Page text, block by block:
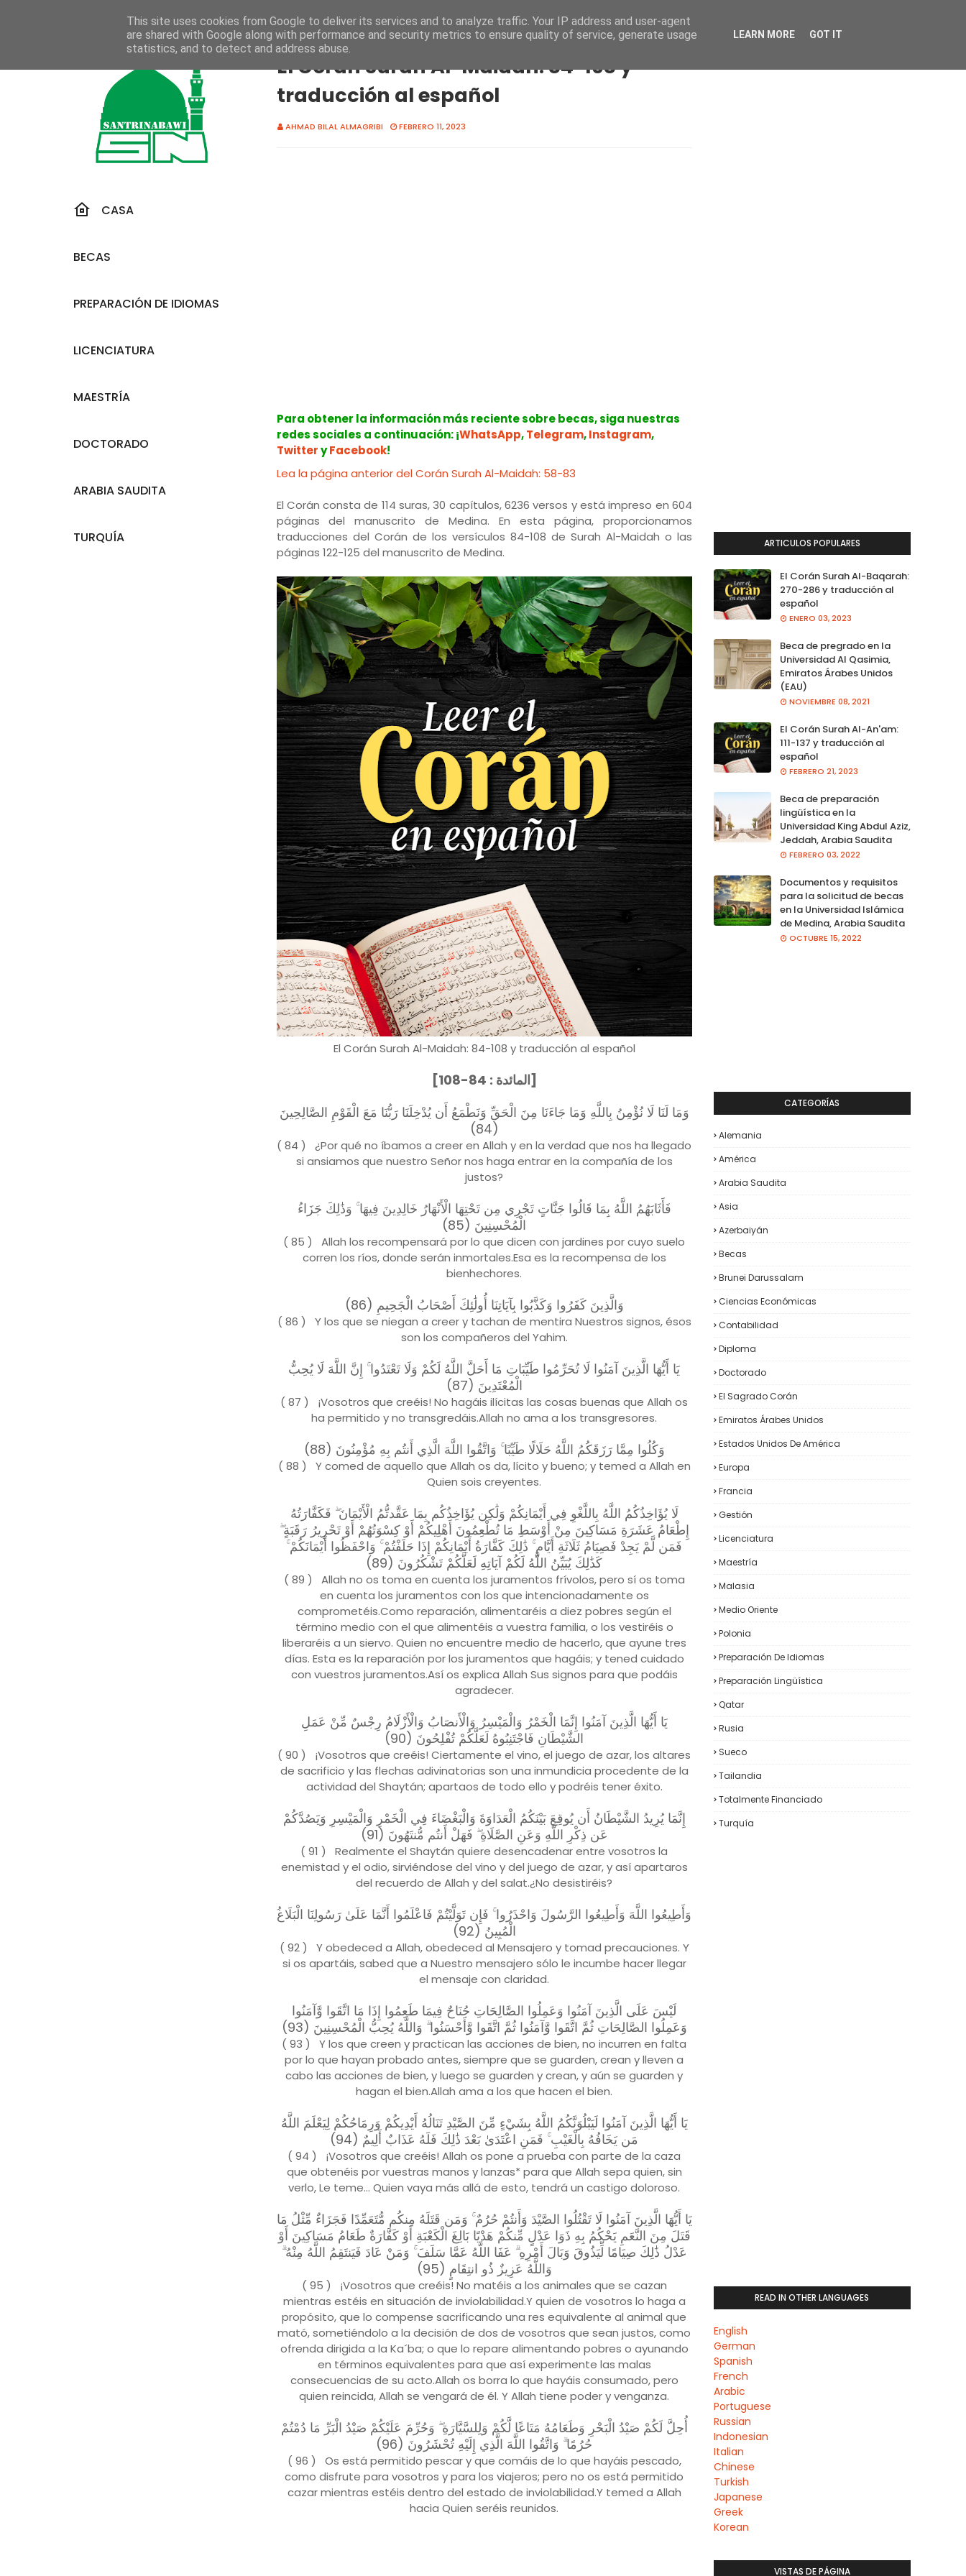
CASA
BECAS
PREPARACIÓN DE IDIOMAS
LICENCIATURA
MAESTRÍA
DOCTORADO
ARABIA SAUDITA
TURQUÍA
Inicio El sagrado Corán El Corán Surah Al-Maidah: 84-108 y traducción al español
El Corán Surah Al-Maidah: 84-108 y
traducción al español
AHMAD BILAL ALMAGRIBI FEBRERO 11, 2023
Para obtener la información más reciente sobre becas, siga nuestras
redes sociales a continuación: ¡WhatsApp,Telegram,Instagram,
TwitteryFacebook!
Lea la página anterior del Corán Surah Al-Maidah: 58-83
El Corán consta de 114 suras, 30 capítulos, 6236 versos y está impreso en 604
páginas del manuscrito de Medina. En esta página, proporcionamos
traducciones del Corán de los versículos 84-108 de Surah Al-Maidah o las
páginas 122-125 del manuscrito de Medina.
El Corán Surah Al-Maidah: 84-108 y traducción al español
[المائدة : 84-108]
وَمَا لَنَا لَا نُؤْمِنُ بِاللَّهِ وَمَا جَاءَنَا مِنَ الْحَقِّ وَنَطْمَعُ أَن يُدْخِلَنَا رَبُّنَا مَعَ الْقَوْمِ الصَّالِحِينَ
(84)
( 84 ) ¿Por qué no íbamos a creer en Allah y en la verdad que nos ha llegado
si ansiamos que nuestro Señor nos haga entrar en la compañía de los
justos?
فَأَثَابَهُمُ اللَّهُ بِمَا قَالُوا جَنَّاتٍ تَجْرِي مِن تَحْتِهَا الْأَنْهَارُ خَالِدِينَ فِيهَا ۚ وَذَٰلِكَ جَزَاءُ
الْمُحْسِنِينَ (85)
( 85 ) Allah los recompensará por lo que dicen con jardines por cuyo suelo
corren los ríos, donde serán inmortales.Esa es la recompensa de los
bienhechores.
وَالَّذِينَ كَفَرُوا وَكَذَّبُوا بِآيَاتِنَا أُولَٰئِكَ أَصْحَابُ الْجَحِيمِ (86)
( 86 ) Y los que se niegan a creer y tachan de mentira Nuestros signos, ésos
son los compañeros del Yahim.
يَا أَيُّهَا الَّذِينَ آمَنُوا لَا تُحَرِّمُوا طَيِّبَاتِ مَا أَحَلَّ اللَّهُ لَكُمْ وَلَا تَعْتَدُوا ۚ إِنَّ اللَّهَ لَا يُحِبُّ
الْمُعْتَدِينَ (87)
( 87 ) ¡Vosotros que creéis! No hagáis ilícitas las cosas buenas que Allah os
ha permitido y no transgredáis.Allah no ama a los transgresores.
وَكُلُوا مِمَّا رَزَقَكُمُ اللَّهُ حَلَالًا طَيِّبًا ۚ وَاتَّقُوا اللَّهَ الَّذِي أَنتُم بِهِ مُؤْمِنُونَ (88)
( 88 ) Y comed de aquello que Allah os da, lícito y bueno; y temed a Allah en
Quien sois creyentes.
لَا يُؤَاخِذُكُمُ اللَّهُ بِاللَّغْوِ فِي أَيْمَانِكُمْ وَلَٰكِن يُؤَاخِذُكُم بِمَا عَقَّدتُّمُ الْأَيْمَانَ ۖ فَكَفَّارَتُهُ
إِطْعَامُ عَشَرَةِ مَسَاكِينَ مِنْ أَوْسَطِ مَا تُطْعِمُونَ أَهْلِيكُمْ أَوْ كِسْوَتُهُمْ أَوْ تَحْرِيرُ رَقَبَةٍ ۖ
فَمَن لَّمْ يَجِدْ فَصِيَامُ ثَلَاثَةِ أَيَّامٍ ۚ ذَٰلِكَ كَفَّارَةُ أَيْمَانِكُمْ إِذَا حَلَفْتُمْ ۚ وَاحْفَظُوا أَيْمَانَكُمْ ۚ
كَذَٰلِكَ يُبَيِّنُ اللَّهُ لَكُمْ آيَاتِهِ لَعَلَّكُمْ تَشْكُرُونَ (89)
( 89 ) Allah no os toma en cuenta los juramentos frívolos, pero sí os toma
en cuenta los juramentos con los que intencionadamente os
comprometéis.Como reparación, alimentaréis a diez pobres según el
término medio con el que alimentéis a vuestra familia, o los vestiréis o
liberaréis a un siervo. Quien no encuentre medio de hacerlo, que ayune tres
días. Esta es la reparación por los juramentos que hagáis; y tened cuidado
con vuestros juramentos.Así os explica Allah Sus signos para que podáis
agradecer.
يَا أَيُّهَا الَّذِينَ آمَنُوا إِنَّمَا الْخَمْرُ وَالْمَيْسِرُ وَالْأَنصَابُ وَالْأَزْلَامُ رِجْسٌ مِّنْ عَمَلِ
الشَّيْطَانِ فَاجْتَنِبُوهُ لَعَلَّكُمْ تُفْلِحُونَ (90)
( 90 ) ¡Vosotros que creéis! Ciertamente el vino, el juego de azar, los altares
de sacrificio y las flechas adivinatorias son una inmundicia procedente de la
actividad del Shaytán; apartaos de todo ello y podréis tener éxito.
إِنَّمَا يُرِيدُ الشَّيْطَانُ أَن يُوقِعَ بَيْنَكُمُ الْعَدَاوَةَ وَالْبَغْضَاءَ فِي الْخَمْرِ وَالْمَيْسِرِ وَيَصُدَّكُمْ
عَن ذِكْرِ اللَّهِ وَعَنِ الصَّلَاةِ ۖ فَهَلْ أَنتُم مُّنتَهُونَ (91)
( 91 ) Realmente el Shaytán quiere desencadenar entre vosotros la
enemistad y el odio, sirviéndose del vino y del juego de azar, y así apartaros
del recuerdo de Allah y del salat.¿No desistiréis?
وَأَطِيعُوا اللَّهَ وَأَطِيعُوا الرَّسُولَ وَاحْذَرُوا ۚ فَإِن تَوَلَّيْتُمْ فَاعْلَمُوا أَنَّمَا عَلَىٰ رَسُولِنَا الْبَلَاغُ
الْمُبِينُ (92)
( 92 ) Y obedeced a Allah, obedeced al Mensajero y tomad precauciones. Y
si os apartáis, sabed que a Nuestro mensajero sólo le incumbe hacer llegar
el mensaje con claridad.
لَيْسَ عَلَى الَّذِينَ آمَنُوا وَعَمِلُوا الصَّالِحَاتِ جُنَاحٌ فِيمَا طَعِمُوا إِذَا مَا اتَّقَوا وَّآمَنُوا
وَعَمِلُوا الصَّالِحَاتِ ثُمَّ اتَّقَوا وَّآمَنُوا ثُمَّ اتَّقَوا وَّأَحْسَنُوا ۗ وَاللَّهُ يُحِبُّ الْمُحْسِنِينَ (93)
( 93 ) Y los que creen y practican las acciones de bien, no incurren en falta
por lo que hayan probado antes, siempre que se guarden, crean y lleven a
cabo las acciones de bien, y luego se guarden y crean, y aún se guarden y
hagan el bien.Allah ama a los que hacen el bien.
يَا أَيُّهَا الَّذِينَ آمَنُوا لَيَبْلُوَنَّكُمُ اللَّهُ بِشَيْءٍ مِّنَ الصَّيْدِ تَنَالُهُ أَيْدِيكُمْ وَرِمَاحُكُمْ لِيَعْلَمَ اللَّهُ
مَن يَخَافُهُ بِالْغَيْبِ ۚ فَمَنِ اعْتَدَىٰ بَعْدَ ذَٰلِكَ فَلَهُ عَذَابٌ أَلِيمٌ (94)
( 94 ) ¡Vosotros que creéis! Allah os pone a prueba con parte de la caza
que obtenéis por vuestras manos y lanzas* para que Allah sepa quien, sin
verlo, Le teme... Quien vaya más allá de esto, tendrá un castigo doloroso.
يَا أَيُّهَا الَّذِينَ آمَنُوا لَا تَقْتُلُوا الصَّيْدَ وَأَنتُمْ حُرُمٌ ۚ وَمَن قَتَلَهُ مِنكُم مُّتَعَمِّدًا فَجَزَاءٌ مِّثْلُ مَا
قَتَلَ مِنَ النَّعَمِ يَحْكُمُ بِهِ ذَوَا عَدْلٍ مِّنكُمْ هَدْيًا بَالِغَ الْكَعْبَةِ أَوْ كَفَّارَةٌ طَعَامُ مَسَاكِينَ أَوْ
عَدْلُ ذَٰلِكَ صِيَامًا لِّيَذُوقَ وَبَالَ أَمْرِهِ ۗ عَفَا اللَّهُ عَمَّا سَلَفَ ۚ وَمَنْ عَادَ فَيَنتَقِمُ اللَّهُ مِنْهُ ۗ
وَاللَّهُ عَزِيزٌ ذُو انتِقَامٍ (95)
( 95 ) ¡Vosotros que creéis! No matéis a los animales que se cazan
mientras estéis en situación de inviolabilidad.Y quien de vosotros lo haga a
propósito, que lo compense sacrificando una res equivalente al animal que
mató, sometiéndolo a la decisión de dos de vosotros que sean justos, como
ofrenda dirigida a la Ka´ba; o que lo repare alimentando pobres o ayunando
en términos equivalentes para que así experimente las malas
consecuencias de su acto.Allah os borra lo que hayáis consumado, pero
quien reincida, Allah se vengará de él. Y Allah tiene poder y venganza.
أُحِلَّ لَكُمْ صَيْدُ الْبَحْرِ وَطَعَامُهُ مَتَاعًا لَّكُمْ وَلِلسَّيَّارَةِ ۖ وَحُرِّمَ عَلَيْكُمْ صَيْدُ الْبَرِّ مَا دُمْتُمْ
حُرُمًا ۗ وَاتَّقُوا اللَّهَ الَّذِي إِلَيْهِ تُحْشَرُونَ (96)
( 96 ) Os está permitido pescar y que comáis de lo que hayáis pescado,
como disfrute para vosotros y para los viajeros; pero no os está permitido
cazar mientras estéis dentro del estado de inviolabilidad.Y temed a Allah
hacia Quien seréis reunidos.
ARTICULOS POPULARES
El Corán Surah Al-Baqarah:
270-286 y traducción al
español
ENERO 03, 2023
Beca de pregrado en la
Universidad Al Qasimia,
Emiratos Árabes Unidos
(EAU)
NOVIEMBRE 08, 2021
El Corán Surah Al-An'am:
111-137 y traducción al
español
FEBRERO 21, 2023
Beca de preparación
lingüística en la
Universidad King Abdul Aziz,
Jeddah, Arabia Saudita
FEBRERO 03, 2022
Documentos y requisitos
para la solicitud de becas
en la Universidad Islámica
de Medina, Arabia Saudita
OCTUBRE 15, 2022
CATEGORÍAS
Alemania
América
Arabia Saudita
Asia
Azerbaiyán
Becas
Brunei Darussalam
Ciencias Económicas
Contabilidad
Diploma
Doctorado
El Sagrado Corán
Emiratos Árabes Unidos
Estados Unidos De América
Europa
Francia
Gestión
Licenciatura
Maestría
Malasia
Medio Oriente
Polonia
Preparación De Idiomas
Preparación Lingüística
Qatar
Rusia
Sueco
Tailandia
Totalmente Financiado
Turquía
READ IN OTHER LANGUAGES
English
German
Spanish
French
Arabic
Portuguese
Russian
Indonesian
Italian
Chinese
Turkish
Japanese
Greek
Korean
VISTAS DE PÁGINA
This site uses cookies from Google to deliver its services and to analyze traffic. Your IP address and user-agent
are shared with Google along with performance and security metrics to ensure quality of service, generate usage
statistics, and to detect and address abuse.
LEARN MORE GOT IT